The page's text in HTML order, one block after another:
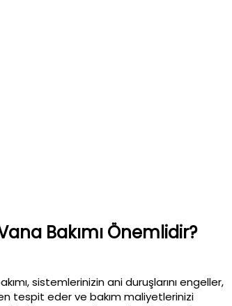
Bakımı Önemlidir?
sistemlerinizin ani duruşlarını engeller,
tespit eder ve bakım maliyetlerinizi